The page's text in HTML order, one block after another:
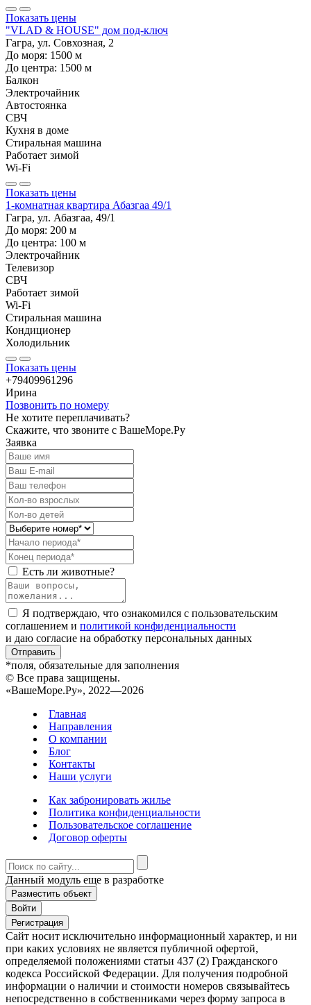
Показать цены
"VLAD & HOUSE" дом под-ключ
Гагра, ул. Совхозная, 2
До моря: 1500 м
До центра: 1500 м
Балкон
Электрочайник
Автостоянка
СВЧ
Кухня в доме
Стиральная машина
Работает зимой
Wi-Fi
Показать цены
1-комнатная квартира Абазгаа 49/1
Гагра, ул. Абазгаа, 49/1
До моря: 200 м
До центра: 100 м
Электрочайник
Телевизор
СВЧ
Работает зимой
Wi-Fi
Стиральная машина
Кондиционер
Холодильник
Показать цены
+79409961296
Ирина
Позвонить по номеру
Не хотите переплачивать?
Скажите, что звоните с ВашеМоре.Ру
Заявка
Есть ли животные?
Я подтверждаю, что ознакомился с пользовательским
соглашением и политикой конфиденциальности
и даю согласие на обработку персональных данных
Отправить
*поля, обязательные для заполнения
© Все права защищены.
«ВашеМоре.Ру», 2022—2026
Главная
Направления
О компании
Блог
Контакты
Наши услуги
Как забронировать жилье
Политика конфиденциальности
Пользовательское соглашение
Договор оферты
Данный модуль еще в разработке
Разместить объект
Войти
Регистрация
Сайт носит исключительно информационный характер, и ни
при каких условиях не является публичной офертой,
определяемой положениями статьи 437 (2) Гражданского
кодекса Российской Федерации. Для получения подробной
информации о наличии и стоимости номеров связывайтесь
непосредственно в собственниками через форму запроса в